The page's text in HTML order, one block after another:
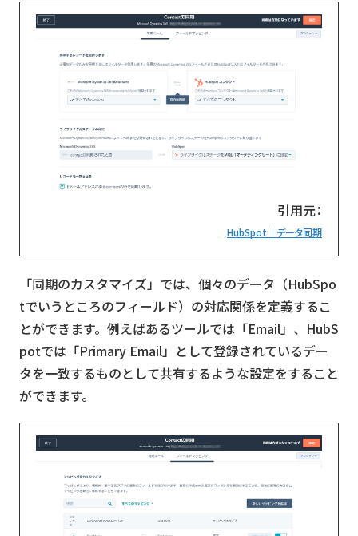
引用元：
HubSpot｜データ同期
「同期のカスタマイズ」では、個々のデータ（HubSpo
tでいうところのフィールド）の対応関係を定義するこ
とができます。例えばあるツールでは「Email」、HubS
potでは「Primary Email」として登録されているデー
タを一致するものとして共有するような設定をすること
ができます。